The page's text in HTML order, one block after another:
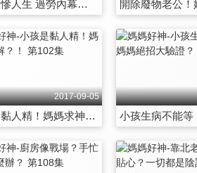
媽媽悲慘人生 過勞內幕好心酸？！ 第95集
2017-09-05
小孩是黏人精！媽媽求神解？！ 第102集